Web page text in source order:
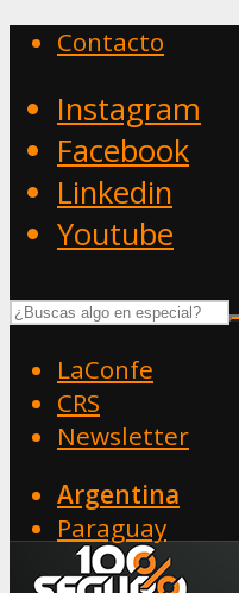
Contacto
Instagram
Facebook
Linkedin
Youtube
LaConfe
CRS
Newsletter
Argentina
Paraguay